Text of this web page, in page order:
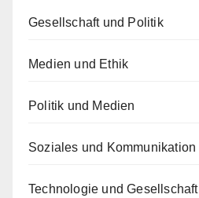
Gesellschaft und Politik
Medien und Ethik
Politik und Medien
Soziales und Kommunikation
Technologie und Gesellschaft